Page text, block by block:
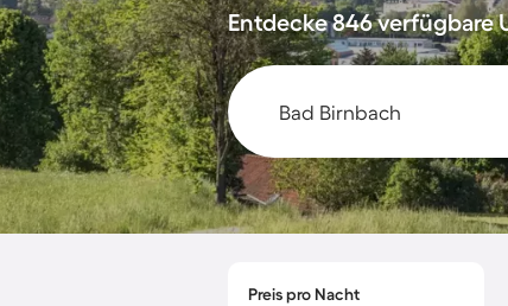
Entdecke 846 verfügbare
Preis pro Nacht